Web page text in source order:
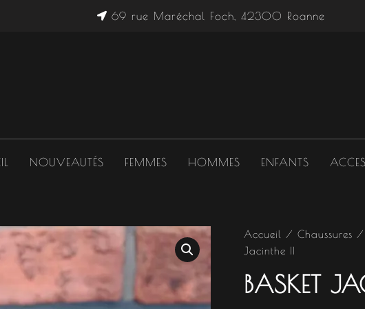
69 rue Maréchal Foch, 42300 Roanne
NOUVEAUTÉS FEMMES HOMMES ENFANTS
Accueil / Chaussures /
Jacinthe II
BASKET
Le
initial
quantité
de
Jacinthe